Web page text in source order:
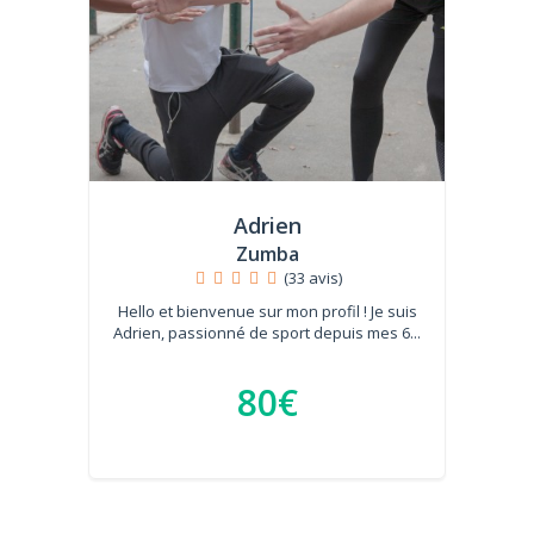
Adrien
Zumba
(33 avis)
Hello et bienvenue sur mon profil ! Je suis
Adrien, passionné de sport depuis mes 6...
80€